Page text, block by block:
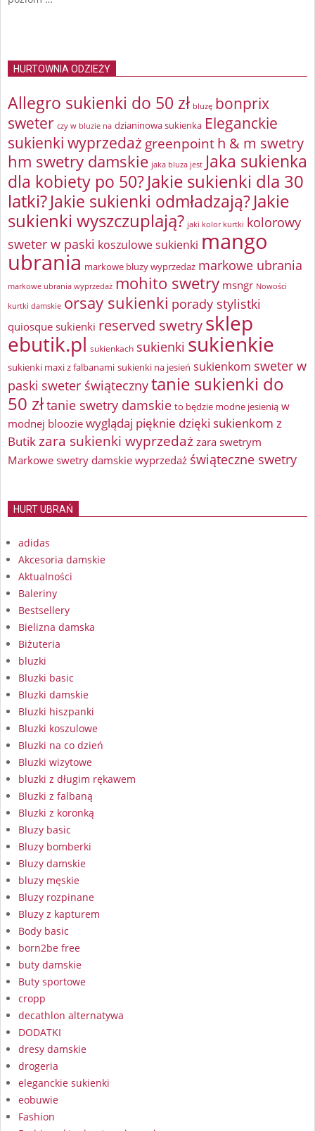
HURTOWNIA ODZIEŻY
Allegro sukienki do 50 zł bluzę bonprix
sweter czy w bluzie na dzianinowa sukienka Eleganckie
sukienki wyprzedaż greenpointh & m swetry
hm swetry damskie jaka bluza jest Jaka sukienka
dla kobiety po 50?Jakie sukienki dla 30
latki?Jakie sukienki odmładzają?Jakie
sukienki wyszczuplają? jaki kolor kurtki kolorowy
sweter w paski koszulowe sukienki mango
ubrania markowe bluzy wyprzedaż markowe ubrania
markowe ubrania wyprzedaż mohito swetry msngr Nowości
kurtki damskie orsay sukienki porady stylistki
quiosque sukienki reserved swetrysklep
ebutik.pl sukienkach sukienki sukienkie
sukienki maxi z falbanami sukienki na jesień sukienkom sweter w
paski sweter świątecznytanie sukienki do
50 złtanie swetry damskie to będzie modne jesienią w
modnej bloozie wyglądaj pięknie dzięki sukienkom z
Butikzara sukienki wyprzedażzara swetrym
Markowe swetry damskie wyprzedaż świąteczne swetry
HURT UBRAŃ
adidas
Akcesoria damskie
Aktualności
Baleriny
Bestsellery
Bielizna damska
Biżuteria
bluzki
Bluzki basic
Bluzki damskie
Bluzki hiszpanki
Bluzki koszulowe
Bluzki na co dzień
Bluzki wizytowe
bluzki z długim rękawem
Bluzki z falbaną
Bluzki z koronką
Bluzy basic
Bluzy bomberki
Bluzy damskie
bluzy męskie
Bluzy rozpinane
Bluzy z kapturem
Body basic
born2be free
buty damskie
Buty sportowe
cropp
decathlon alternatywa
DODATKI
dresy damskie
drogeria
eleganckie sukienki
eobuwie
Fashion